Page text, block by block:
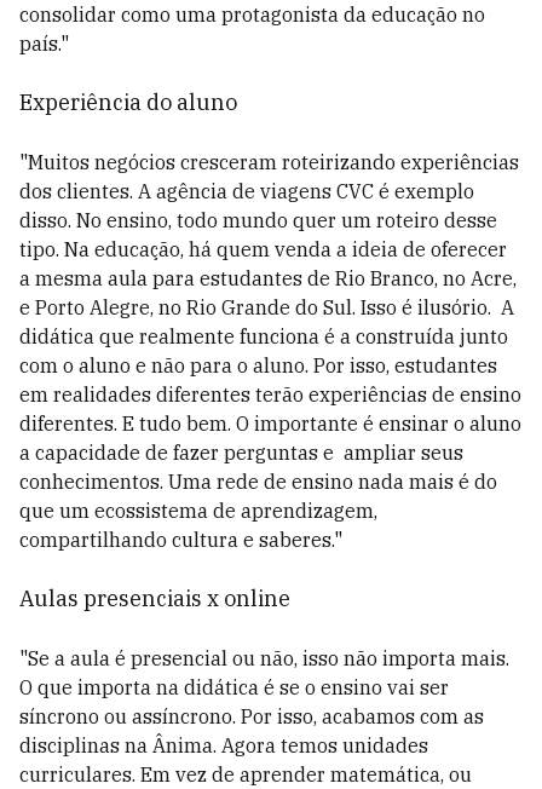
consolidar como uma protagonista da educação no
país."
Experiência do aluno
"Muitos negócios cresceram roteirizando experiências
dos clientes. A agência de viagens CVC é exemplo
disso. No ensino, todo mundo quer um roteiro desse
tipo. Na educação, há quem venda a ideia de oferecer
a mesma aula para estudantes de Rio Branco, no Acre,
e Porto Alegre, no Rio Grande do Sul. Isso é ilusório. A
didática que realmente funciona é a construída junto
com o aluno e não para o aluno. Por isso, estudantes
em realidades diferentes terão experiências de ensino
diferentes. E tudo bem. O importante é ensinar o aluno
a capacidade de fazer perguntas e ampliar seus
conhecimentos. Uma rede de ensino nada mais é do
que um ecossistema de aprendizagem,
compartilhando cultura e saberes."
Aulas presenciais x online
"Se a aula é presencial ou não, isso não importa mais.
O que importa na didática é se o ensino vai ser
síncrono ou assíncrono. Por isso, acabamos com as
disciplinas na Ânima. Agora temos unidades
curriculares. Em vez de aprender matemática, ou